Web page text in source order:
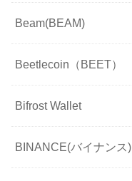
Beam(BEAM)
Beetlecoin（BEET）
Bifrost Wallet
BINANCE(バイナンス)